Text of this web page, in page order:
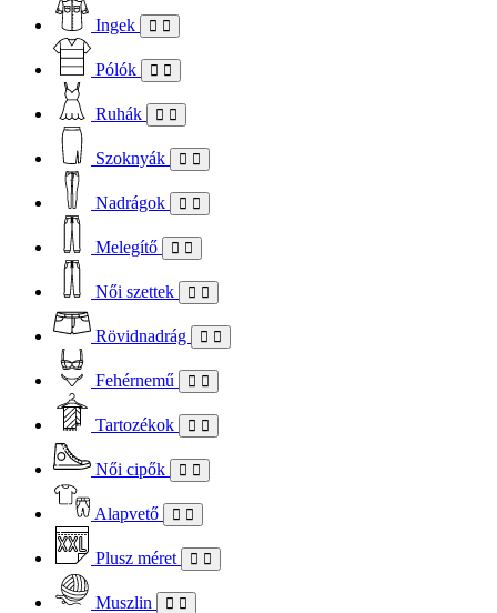
Ingek
Pólók
Ruhák
Szoknyák
Nadrágok
Melegítő
Női szettek
Rövidnadrág
Fehérnemű
Tartozékok
Női cipők
Alapvető
Plusz méret
Muszlin